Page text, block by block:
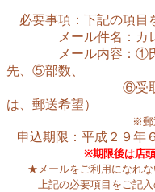
必要事項：下記の項目
メール件名：カレ
メール内容： ①
先、⑤部数、
⑥受
は、郵送希望）
※郵送希望の
申込期限：平成２９年
※期限後は店頭
★メールをご利用になれな
上記の必要項目をご記入の